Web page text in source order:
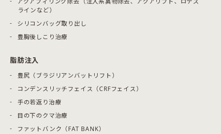
ラインなど）
シリコンバッグ取り出し
豊胸後しこり治療
脂肪注入
豊尻（ブラジリアンバットリフト）
コンデンスリッチフェイス（CRFフェイス）
手の若返り治療
目の下のクマ治療
ファットバンク（FAT BANK）